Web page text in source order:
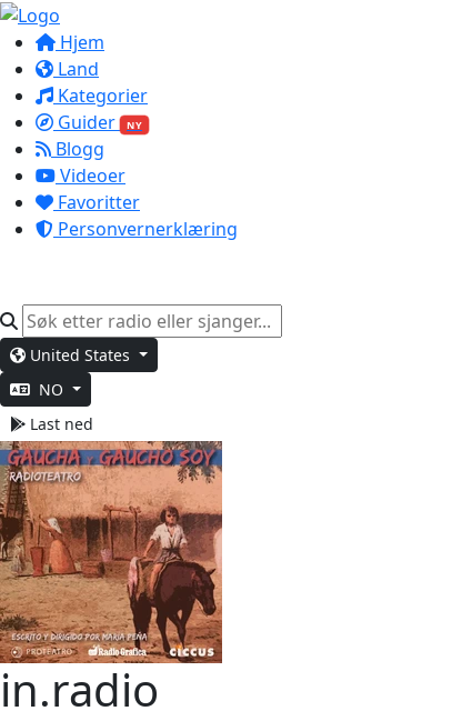
Hjem
Land
Kategorier
Guider
NY
Blogg
Videoer
Favoritter
Personvernerklæring
United States
NO
Last ned
in.radio